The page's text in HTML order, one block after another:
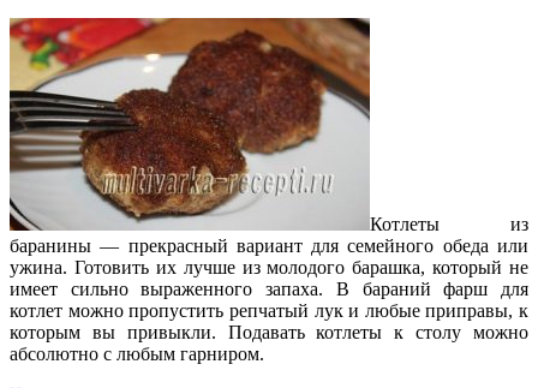
Котлеты из
баранины — прекрасный вариант для семейного обеда или
ужина. Готовить их лучше из молодого барашка, который не
имеет сильно выраженного запаха. В бараний фарш для
котлет можно пропустить репчатый лук и любые приправы, к
которым вы привыкли. Подавать котлеты к столу можно
абсолютно с любым гарниром.